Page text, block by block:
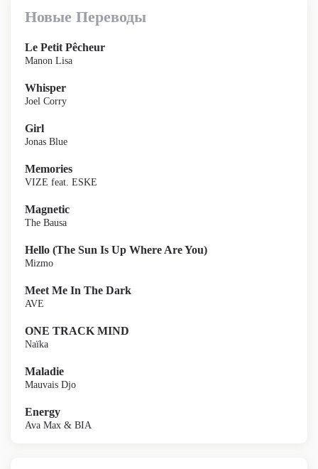
Новые Переводы
Le Petit Pêcheur
Manon Lisa
Whisper
Joel Corry
Girl
Jonas Blue
Memories
VIZE feat. ESKE
Magnetic
The Bausa
Hello (The Sun Is Up Where Are You)
Mizmo
Meet Me In The Dark
AVE
ONE TRACK MIND
Naïka
Maladie
Mauvais Djo
Energy
Ava Max & BIA